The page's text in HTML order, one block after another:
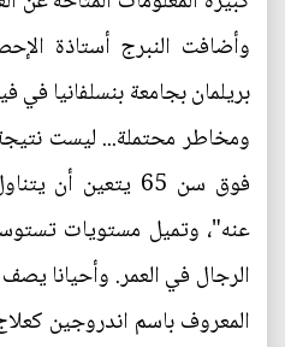
وأضافت النبرج أستاذة
بريلمان بجامعة بنسلفانيا في
ومخاطر محتملة... ليست
فوق سن 65 يتعين
عنه"، وتميل مستويات
الرجال في العمر. وأحيانا
المعروف باسم اندروجين